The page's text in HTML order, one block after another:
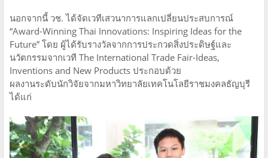
นอกจากนี้ วช. ได้จัดเวทีเสวนาการแลกเปลี่ยนประสบการณ์
“Award-Winning Thai Innovations: Inspiring Ideas for the
Future” โดย ผู้ได้รับรางวัลจากการประกวดสิ่งประดิษฐ์และ
นวัตกรรมจากเวที The International Trade Fair-Ideas,
Inventions and New Products ประกอบด้วย
ผลงานระดับนักวิจัยจากมหาวิทยาลัยเทคโนโลยีราชมงคลธัญบุรี
ได้แก่